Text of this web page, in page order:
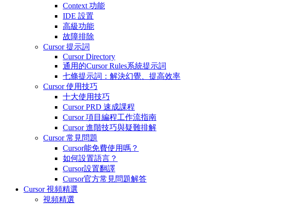
Context 功能
IDE 設置
高級功能
故障排除
Cursor 提示詞
Cursor Directory
通用的Cursor Rules系統提示詞
七條提示詞：解決幻覺、提高效率
Cursor 使用技巧
十大使用技巧
Cursor PRD 速成課程
Cursor 項目編程工作流指南
Cursor 進階技巧與疑難排解
Cursor 常見問題
Cursor能免費使用嗎？
如何設置語言？
Cursor設置翻譯
Cursor官方常見問題解答
Cursor 視頻精選
視頻精選